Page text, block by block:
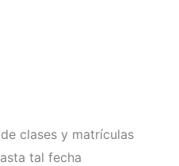
clases y matrículas
tal fecha